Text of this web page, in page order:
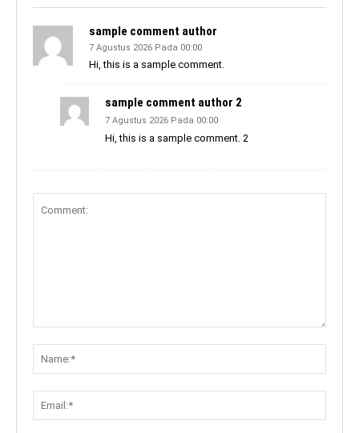
sample comment author
7 Agustus 2026 Pada 00:00
Hi, this is a sample comment.
sample comment author 2
7 Agustus 2026 Pada 00:00
Hi, this is a sample comment. 2